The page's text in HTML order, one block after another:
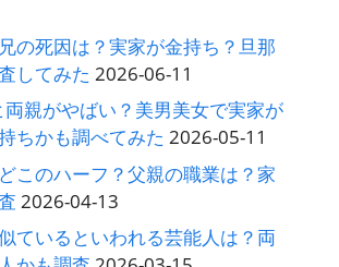
の死因は？実家が金持ち？旦那
してみた 2026-06-11
親がやばい？美男美女で実家が
ちかも調べてみた 2026-05-11
このハーフ？父親の職業は？家
2026-04-13
ているといわれる芸能人は？両